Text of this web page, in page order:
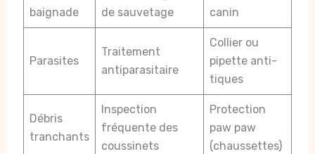
baignade
de sauvetage
canin
Parasites
Traitement
antiparasitaire
Collier ou
pipette anti-
tiques
Débris
tranchants
Inspection
fréquente des
coussinets
Protection
paw paw
(chaussettes)